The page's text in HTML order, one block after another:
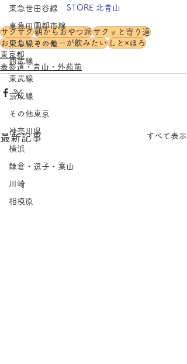
東急世田谷線
東急田園都市線
東急線その他
西武線
東武線
京成線
その他東京
神奈川県
横浜
鎌倉・逗子・葉山
川崎
相模原
STORE 北青山
サクサク朝からおやつ派サクッと寄り道
おいしいコーヒーが飲みたいしと×ほろ
東京都
表参道・青山・外苑前
最新記事 すべて表示